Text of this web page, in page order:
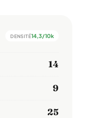
DENSITÉ14,3/10k
14
9
25